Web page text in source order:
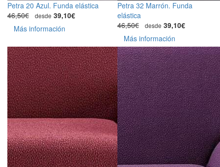
Petra 20 Azul. Funda elástica
46,50€
desde 39,10€
Más información
Petra 32 Marrón. Funda
elástica
46,50€
desde 39,10€
Más información